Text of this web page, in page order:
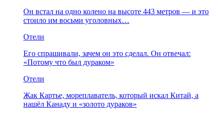
Он встал на одно колено на высоте 443 метров — и это
стоило им восьми уголовных…
Отели
Его спрашивали, зачем он это сделал. Он отвечал:
«Потому что был дураком»
Отели
Жак Картье, мореплаватель, который искал Китай, а
нашёл Канаду и «золото дураков»